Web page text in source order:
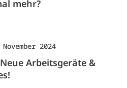
mehr?
2024
Arbeitsgeräte &